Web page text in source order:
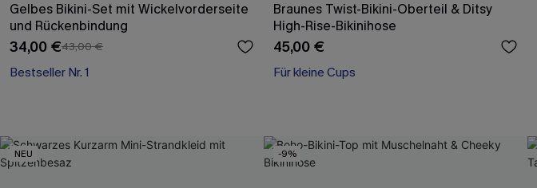
Gelbes Bikini-Set mit Wickelvorderseite
und Rückenbindung
34,00 €43,00 €
Bestseller Nr. 1
Braunes Twist-Bikini-Oberteil & Ditsy
High-Rise-Bikinihose
45,00 €
Für kleine Cups
NEU -9%